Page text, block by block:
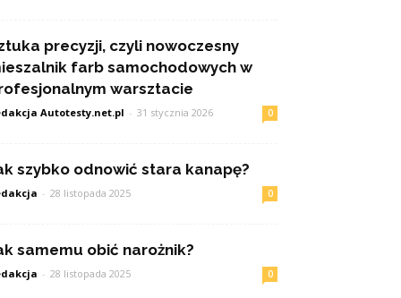
precyzji, czyli nowoczesny
farb samochodowych w
warsztacie
Autotesty.net.pl - 31 stycznia 2026 0
szybko odnowić stara kanapę?
- 28 listopada 2025 0
samemu obić narożnik?
- 28 listopada 2025 0